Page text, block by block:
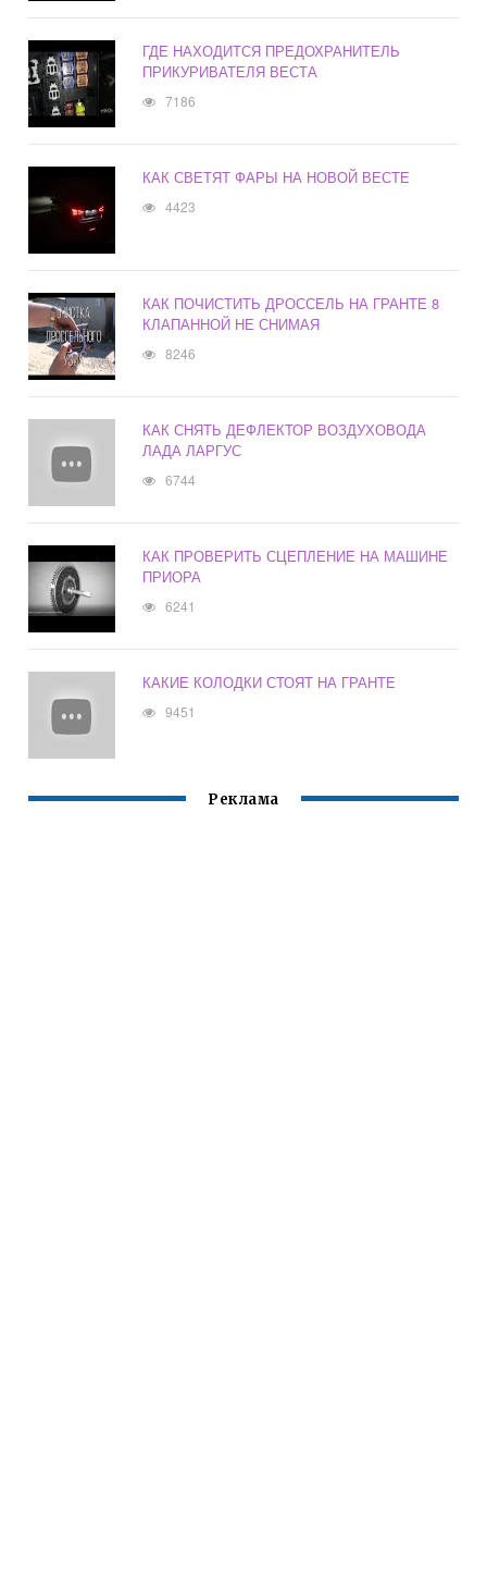
ГДЕ НАХОДИТСЯ ПРЕДОХРАНИТЕЛЬ
ПРИКУРИВАТЕЛЯ ВЕСТА
7186
КАК СВЕТЯТ ФАРЫ НА НОВОЙ ВЕСТЕ
4423
КАК ПОЧИСТИТЬ ДРОССЕЛЬ НА ГРАНТЕ 8
КЛАПАННОЙ НЕ СНИМАЯ
8246
КАК СНЯТЬ ДЕФЛЕКТОР ВОЗДУХОВОДА
ЛАДА ЛАРГУС
6744
КАК ПРОВЕРИТЬ СЦЕПЛЕНИЕ НА МАШИНЕ
ПРИОРА
6241
КАКИЕ КОЛОДКИ СТОЯТ НА ГРАНТЕ
9451
Реклама